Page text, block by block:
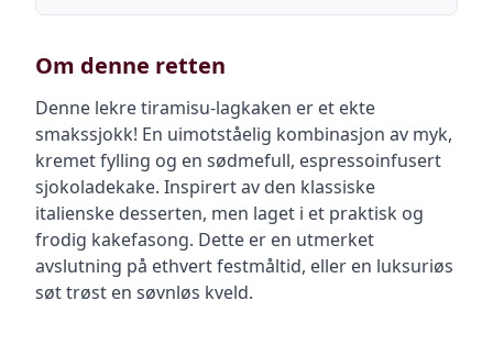
Om denne retten
Denne lekre tiramisu-lagkaken er et ekte
smakssjokk! En uimotståelig kombinasjon av myk,
kremet fylling og en sødmefull, espressoinfusert
sjokoladekake. Inspirert av den klassiske
italienske desserten, men laget i et praktisk og
frodig kakefasong. Dette er en utmerket
avslutning på ethvert festmåltid, eller en luksuriøs
søt trøst en søvnløs kveld.